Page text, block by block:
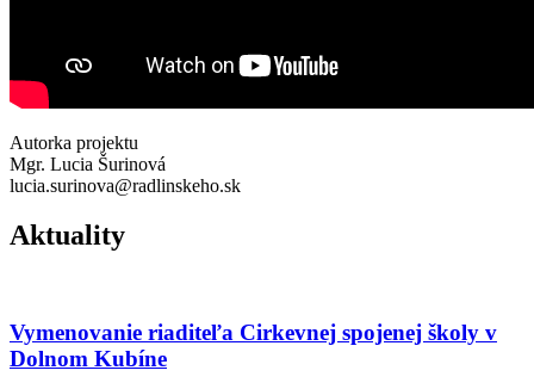
Autorka projektu
Mgr. Lucia Šurinová
lucia.surinova@radlinskeho.sk
Aktuality
Vymenovanie riaditeľa Cirkevnej spojenej školy v
Dolnom Kubíne